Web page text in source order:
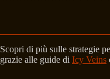
Scopri di più sulle strategie
grazie alle guide di Icy Veins